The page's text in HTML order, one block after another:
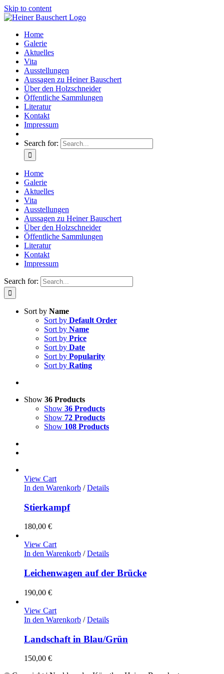
Skip to content
Home
Galerie
Aktuelles
Vita
Ausstellungen
Aussagen zu Heiner Bauschert
Über den Holzschneider
Öffentliche Sammlungen
Literatur
Kontakt
Impressum
Search for:
Home
Galerie
Aktuelles
Vita
Ausstellungen
Aussagen zu Heiner Bauschert
Über den Holzschneider
Öffentliche Sammlungen
Literatur
Kontakt
Impressum
Search for:
Sort by Name
Sort by Default Order
Sort by Name
Sort by Price
Sort by Date
Sort by Popularity
Sort by Rating
Show 36 Products
Show 36 Products
Show 72 Products
Show 108 Products
View Cart
In den Warenkorb / Details
Stierkampf
180,00 €
View Cart
In den Warenkorb / Details
Leichenwagen auf der Brücke
190,00 €
View Cart
In den Warenkorb / Details
Landschaft in Blau/Grün
150,00 €